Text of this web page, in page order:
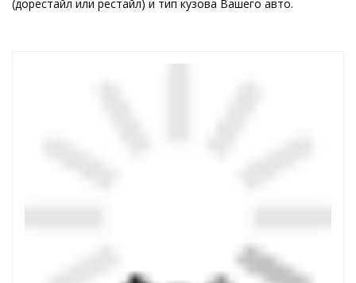
(дорестайл или рестайл) и тип кузова Вашего авто.